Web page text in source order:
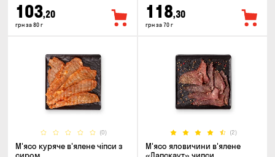
103,20
грн за 80 г
118,30
грн за 70 г
(0)
М'ясо куряче в'ялене чіпси з
(2)
М'ясо яловичини в'ялене